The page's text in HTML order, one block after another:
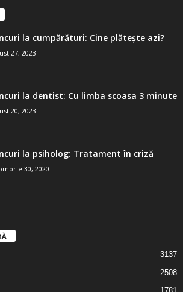
la cumpărături: Cine plătește azi?
27, 2023
la dentist: Cu limba scoasa 3 minute
20, 2023
la psiholog: Tratament în criză
30, 2020
3137
2508